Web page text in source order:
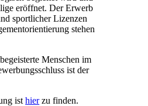
eröffnet. Der Erwerb
sportlicher Lizenzen
stehen
Menschen im
ist der
isthierzu finden.